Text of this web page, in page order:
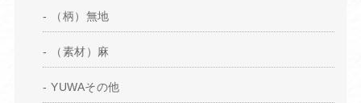
（柄）無地
（素材）麻
YUWAその他